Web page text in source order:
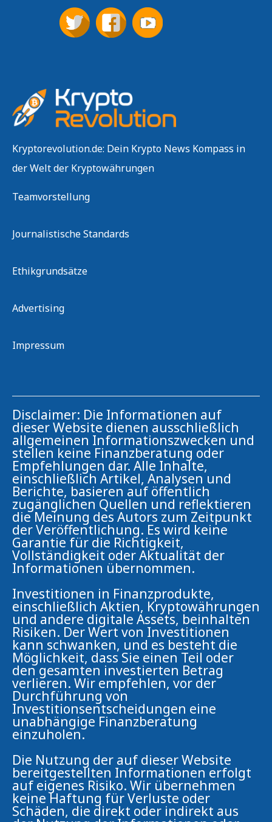
Kryptorevolution.de: Dein Krypto News Kompass in
der Welt der Kryptowährungen
Teamvorstellung
Journalistische Standards
Ethikgrundsätze
Advertising
Impressum
Disclaimer: Die Informationen auf
dieser Website dienen ausschließlich
allgemeinen Informationszwecken und
stellen keine Finanzberatung oder
Empfehlungen dar. Alle Inhalte,
einschließlich Artikel, Analysen und
Berichte, basieren auf öffentlich
zugänglichen Quellen und reflektieren
die Meinung des Autors zum Zeitpunkt
der Veröffentlichung. Es wird keine
Garantie für die Richtigkeit,
Vollständigkeit oder Aktualität der
Informationen übernommen.
Investitionen in Finanzprodukte,
einschließlich Aktien, Kryptowährungen
und andere digitale Assets, beinhalten
Risiken. Der Wert von Investitionen
kann schwanken, und es besteht die
Möglichkeit, dass Sie einen Teil oder
den gesamten investierten Betrag
verlieren. Wir empfehlen, vor der
Durchführung von
Investitionsentscheidungen eine
unabhängige Finanzberatung
einzuholen.
Die Nutzung der auf dieser Website
bereitgestellten Informationen erfolgt
auf eigenes Risiko. Wir übernehmen
keine Haftung für Verluste oder
Schäden, die direkt oder indirekt aus